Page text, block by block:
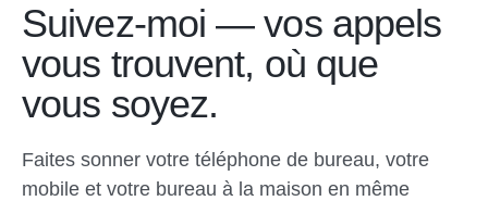
Suivez-moi — vos appels
vous trouvent, où que
vous soyez.
Faites sonner votre téléphone de bureau, votre
mobile et votre bureau à la maison en même